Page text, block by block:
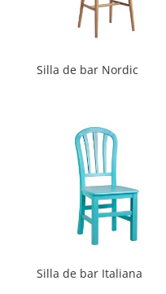
Silla de bar Nordic
Silla de bar Italiana